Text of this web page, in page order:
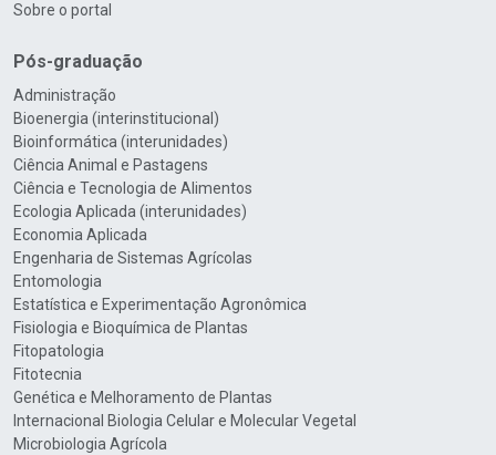
Sobre o portal
Pós-graduação
Administração
Bioenergia (interinstitucional)
Bioinformática (interunidades)
Ciência Animal e Pastagens
Ciência e Tecnologia de Alimentos
Ecologia Aplicada (interunidades)
Economia Aplicada
Engenharia de Sistemas Agrícolas
Entomologia
Estatística e Experimentação Agronômica
Fisiologia e Bioquímica de Plantas
Fitopatologia
Fitotecnia
Genética e Melhoramento de Plantas
Internacional Biologia Celular e Molecular Vegetal
Microbiologia Agrícola